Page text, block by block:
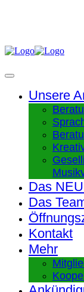
Unsere
Das
Das
Kontakt
Mehr